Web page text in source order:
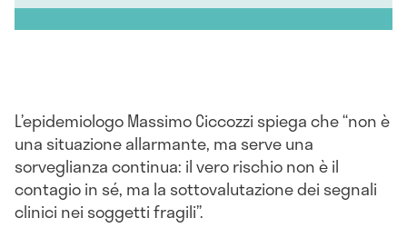
L’epidemiologo Massimo Ciccozzi spiega che “non è
una situazione allarmante, ma serve una
sorveglianza continua: il vero rischio non è il
contagio in sé, ma la sottovalutazione dei segnali
clinici nei soggetti fragili”.